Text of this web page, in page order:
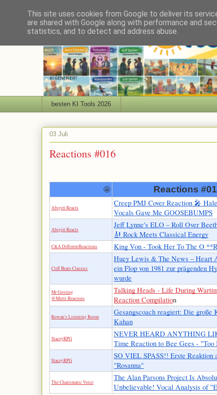
besten KI Tools 2026
03 Juli
Reactions #016
🤩 Reactions
Abigirl Reacts
Creep PMJ Cover Reaction 🎤
Vocals Gave Me GOOSEBUMPS
Abigirl Reacts
Jeff Lynne's ELO – Roll Over
🎻 Rock Meets Classical Energy
C&A DifferentReactions King Von - Took Her To The O
Cliff Beats Classics
Huey Lewis & The News – Heart
ein Flop von 1981 zur prägenden
wurde
Mr Gosling
@Multi-Reactons
Talking Heads - Life During
Reaction Compilation
Rowan's Listening Room
Gesangscoach reagiert: Die große
Kahan
StaceyRPG
NEVER HEARD ANYTHING
Time Reaction to Bee Gees - "Too
StaceyRPG
SO VIEL SPASS!! Erste Reaktion
"Rosanna"
The Charismatic Voice
The Alan Parsons Project Is
Unbelievable! Vocal Analysis of
This site uses cookies from Google to deliver its
are shared with Google along with performance and
statistics, and to detect and address abuse.